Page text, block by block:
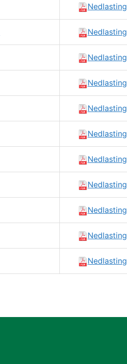
Nedlasting
Nedlasting
Nedlasting
Nedlasting
Nedlasting
Nedlasting
Nedlasting
Nedlasting
Nedlasting
Nedlasting
Nedlasting